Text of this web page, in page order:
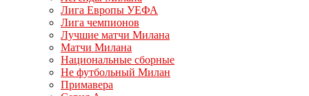
Лига Европы УЕФА
Лига чемпионов
Лучшие матчи Милана
Матчи Милана
Национальные сборные
Не футбольный Милан
Примавера